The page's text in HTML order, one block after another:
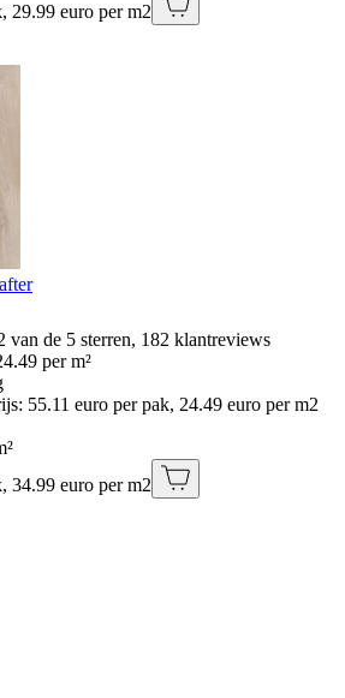
29.99 euro per m2
van de 5 sterren, 182 klantreviews
per m²
55.11 euro per pak, 24.49 euro per m2
34.99 euro per m2